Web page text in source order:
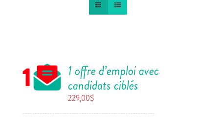
1 offre d’emploi avec
candidats ciblés
229,00$